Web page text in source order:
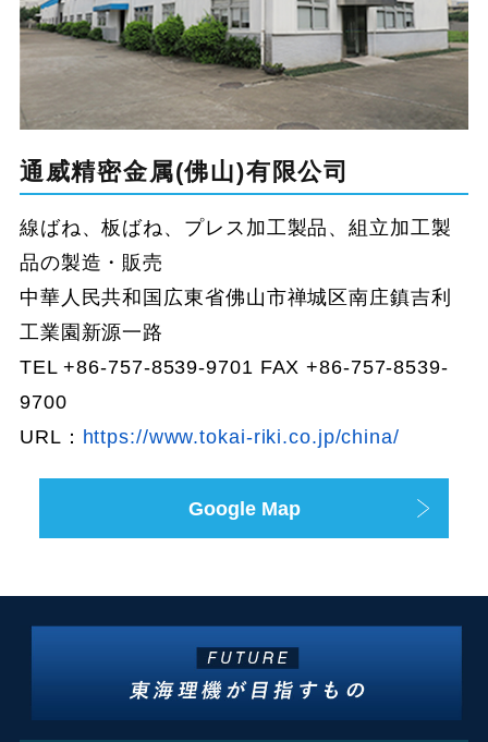
通威精密金属(佛山)有限公司
線ばね、板ばね、プレス加工製品、組立加工製
品の製造・販売
中華人民共和国広東省佛山市禅城区南庄鎮吉利
工業園新源一路
TEL +86-757-8539-9701 FAX +86-757-8539-
9700
URL： https://www.tokai-riki.co.jp/china/
Google Map